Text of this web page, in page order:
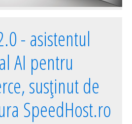
- asistentul
AI pentru
susținut de
SpeedHost.ro